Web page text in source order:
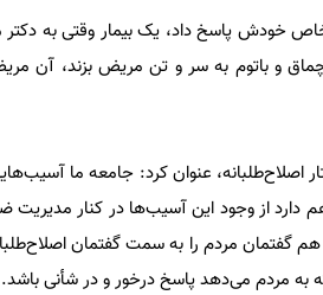
خودش پاسخ داد، یک بیمار وقتی به دکتر
و باتوم به سر و تن مریض بزند، آن
اصلاح‌طلبانه، عنوان کرد: جامعه ما
از وجود این آسیب‌ها در کنار مدیریت
هم گفتمان مردم را به سمت گفتمان
به مردم می‌دهد پاسخ درخور و در شأنی باشد.